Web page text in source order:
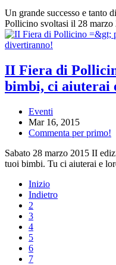
Un grande successo e tanto
Pollicino svoltasi il 28 marzo
II Fiera di
bimbi, ci aiuterai
Eventi
Mar 16, 2015
Commenta per primo!
Sabato 28 marzo 2015 II
tuoi bimbi. Tu ci aiuterai e
Inizio
Indietro
2
3
4
5
6
7